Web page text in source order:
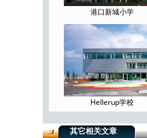
港口新城小学
Hellerup学校
其它相关文章